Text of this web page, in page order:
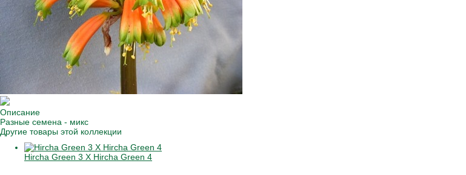
Описание
Разные семена - микс
Другие товары этой коллекции
Hircha Green 3 X Hircha Green 4